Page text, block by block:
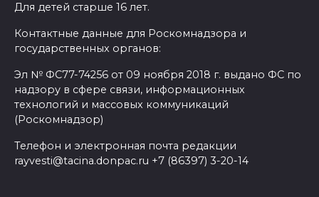
Для детей старше 16 лет.
Контактные данные для Роскомнадзора и
государственных органов:
Эл № ФС77-74256 от 09 ноября 2018 г. выдано ФС по
надзору в сфере связи, информационных
технологий и массовых коммуникаций
(Роскомнадзор)
Телефон и электронная почта редакции
rayvesti@tacina.donpac.ru +7 (86397) 3-20-14